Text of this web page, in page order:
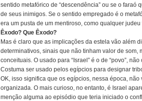
sentido metafórico de “descendência” ou se o faraó
de seus inimigos. Se o sentido empregado é o
era um pusta de um mentiroso, como qualquer
Êxodo? Que Êxodo?
Mas é claro que as implicações da estela vão além
determinativos, sinais que não tinham valor de som,
conceituais. O usado para “Israel” é o de “povo”,
Costuma ser usado pelos egípcios para designar
OK, isso significa que os egípcios, nessa época,
organizada. O mais curioso, no entanto, é Israel
menção alguma ao episódio que teria iniciado o